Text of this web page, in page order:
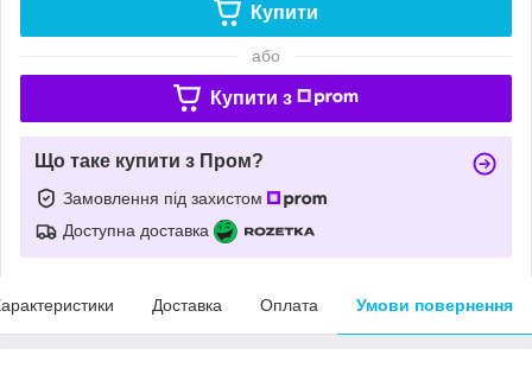
Купити
або
Купити з
Що таке купити з Пром?
Замовлення під захистом
Доступна доставка
Доставка Оплата Умови повернення